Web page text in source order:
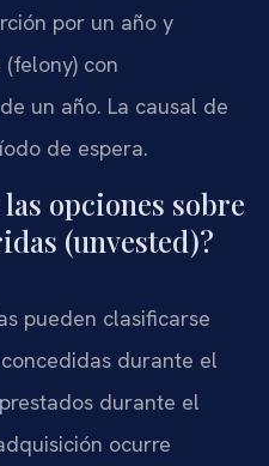
por un año y
con
un año. La causal de
de espera.
opciones sobre
(unvested)?
pueden clasificarse
durante el
durante el
ocurre